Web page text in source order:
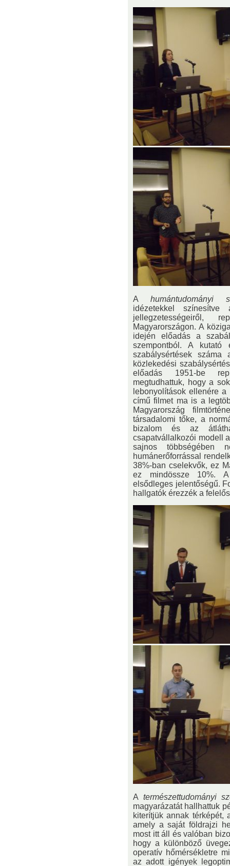
Ahumántudományi
idézetekkel színesítve
jellegzetességeiről,
Magyarországon. A
idején előadás a
szempontból. A kutató
szabálysértések
közlekedési
előadás 1951-be
megtudhattuk, hogy a
lebonyolítások ellenére
című filmet ma is a
Magyarország
társadalomi tőke, a
bizalom és az
csapatvállalkozói modell
sajnos többségében
humánerőforrással
38%-ban cselekvők, ez
ez mindössze 10%.
elsődleges jelentőségű.
hallgatók érezzék a
A természettudományi
magyarázatát hallhattuk
kiterítjük annak térképét,
amely a saját földrajzi
most itt áll és valóban
hogy a különböző
operatív hőmérsékletre
az adott igények